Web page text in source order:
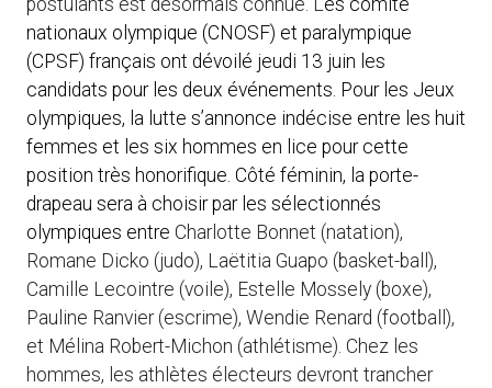
postulants est désormais connue. Les comité
nationaux olympique (CNOSF) et paralympique
(CPSF) français ont dévoilé jeudi 13 juin les
candidats pour les deux événements. Pour les Jeux
olympiques, la lutte s’annonce indécise entre les huit
femmes et les six hommes en lice pour cette
position très honorifique. Côté féminin, la porte-
drapeau sera à choisir par les sélectionnés
olympiques entre Charlotte Bonnet (natation),
Romane Dicko (judo), Laëtitia Guapo (basket-ball),
Camille Lecointre (voile), Estelle Mossely (boxe),
Pauline Ranvier (escrime), Wendie Renard (football),
et Mélina Robert-Michon (athlétisme). Chez les
hommes, les athlètes électeurs devront trancher